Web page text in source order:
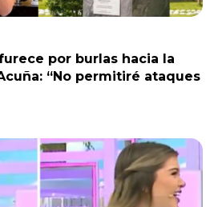
por burlas hacia la
“No permitiré ataques